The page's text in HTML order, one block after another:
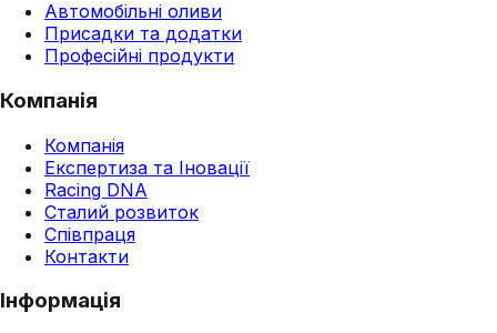
Автомобільні оливи
Присадки та додатки
Професійні продукти
Компанія
Компанія
Експертиза та Іновації
Racing DNA
Сталий розвиток
Співпраця
Контакти
Інформація